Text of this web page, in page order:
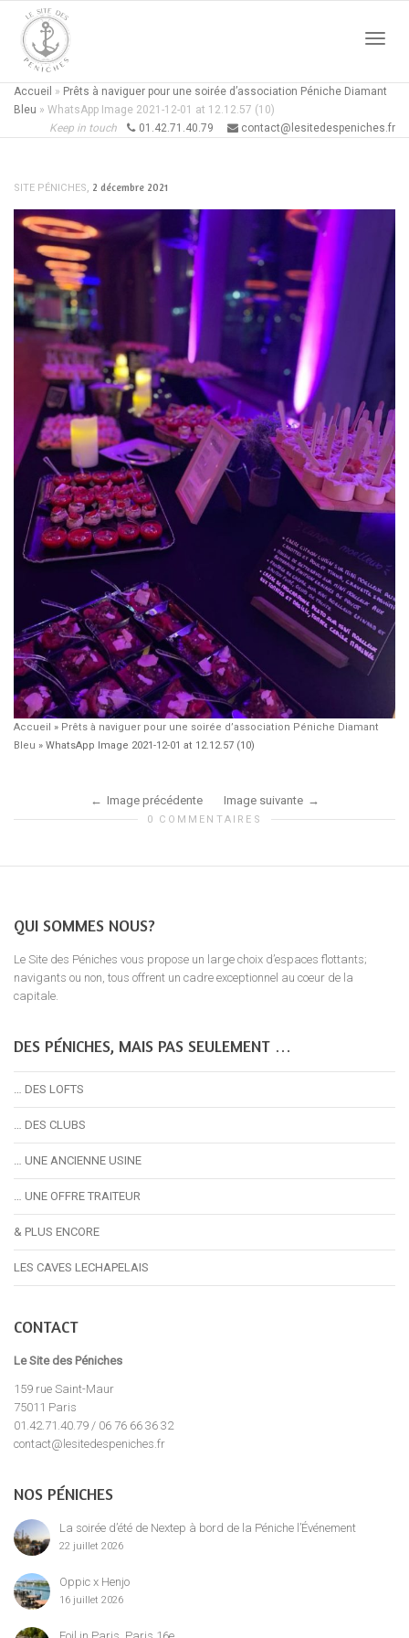
Accueil » Prêts à naviguer pour une soirée d’association Péniche Diamant
Bleu » WhatsApp Image 2021-12-01 at 12.12.57 (10)
Keep in touch
01.42.71.40.79 contact@lesitedespeniches.fr
SITE PÉNICHES, 2 décembre 2021
Accueil » Prêts à naviguer pour une soirée d’association Péniche Diamant
Bleu » WhatsApp Image 2021-12-01 at 12.12.57 (10)
Image précédente Image suivante
0 COMMENTAIRES
QUI SOMMES NOUS?
Le Site des Péniches vous propose un large choix d’espaces flottants;
navigants ou non, tous offrent un cadre exceptionnel au coeur de la
capitale.
DES PÉNICHES, MAIS PAS SEULEMENT …
… DES LOFTS
… DES CLUBS
… UNE ANCIENNE USINE
… UNE OFFRE TRAITEUR
& PLUS ENCORE
LES CAVES LECHAPELAIS
CONTACT
Le Site des Péniches
159 rue Saint-Maur
75011 Paris
01.42.71.40.79 / 06 76 66 36 32
contact@lesitedespeniches.fr
NOS PÉNICHES
La soirée d’été de Nextep à bord de la Péniche l’Événement
22 juillet 2026
Oppic x Henjo
16 juillet 2026